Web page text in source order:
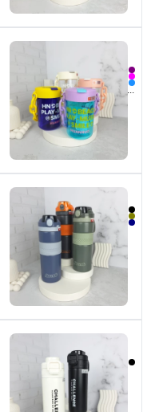
...